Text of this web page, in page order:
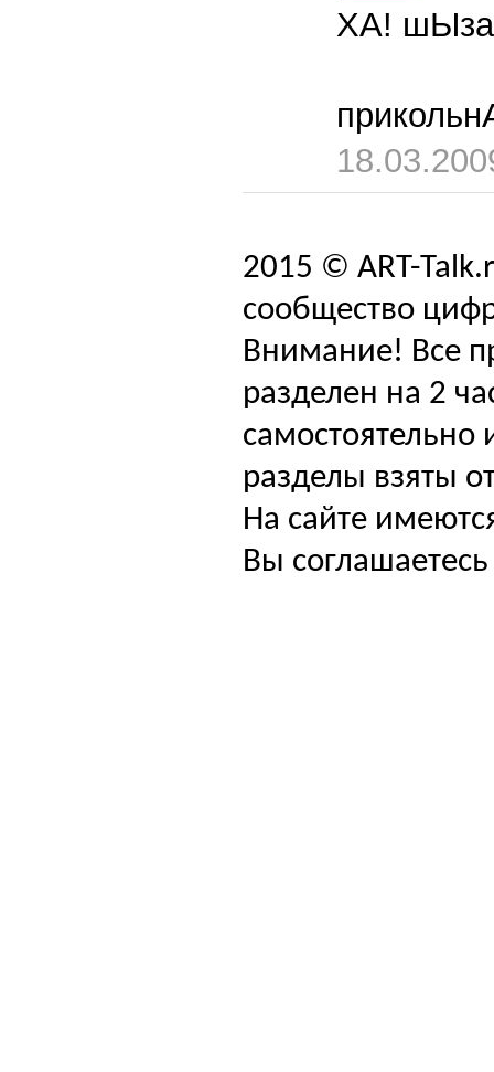
ХА!
2015 © ART-
сообщество
Внимание! Все
разделен на 2
самостоятельно
разделы взяты
На сайте
Вы